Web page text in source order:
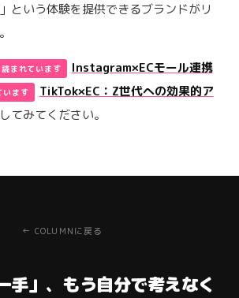
という体験を提供できるブランドがリ
Instagram×ECモール連携
TikTok×EC：Z世代への効果的ア
てみてください。
← COLUMNに戻る
手」、もう自分で考えなく